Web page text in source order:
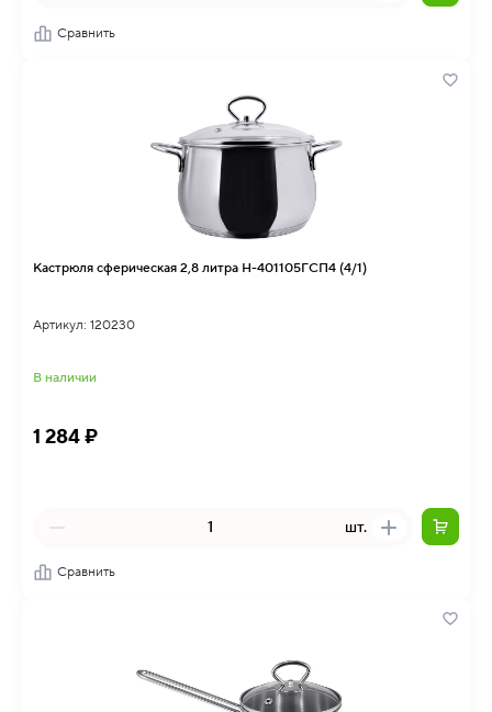
Сравнить
Кастрюля сферическая 2,8 литра Н-401105ГСП4 (4/1)
Артикул: 120230
В наличии
1 284 ₽
шт.
Сравнить